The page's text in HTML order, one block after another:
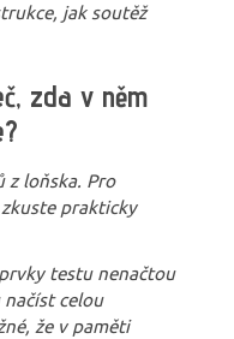
jak soutěž
zda v něm
z loňska. Pro
prakticky
testu nenačtou
načíst celou
že v paměti